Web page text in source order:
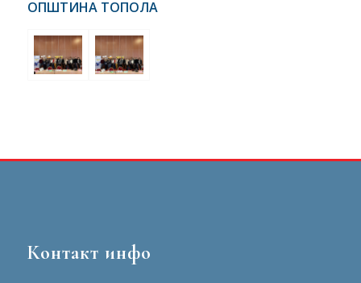
ОПШТИНА ТОПОЛА
Контакт инфо